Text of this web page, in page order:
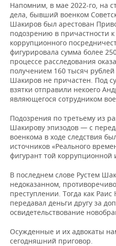
Напомним, в мае 2022-го, на
дела, бывший военком
Шакиров был арестован
подозрению в причастности
коррупционного
фигурировала сумма более
процессе расследования
получением 160 тысяч
Шакиров не причастен. Под
взятки отправили некоего
являющегося сотрудником
Подозрения по третьему из
Шакирову эпизодов — с
военкома в ходе следствия
источников «Реального
фигурант той коррупционной
В последнем слове Рустем
недоказанном,
преступлении. Тогда как
передавал деньги другу за
освидетельствование
Осужденные и их адвокаты
сегодняшний приговор.